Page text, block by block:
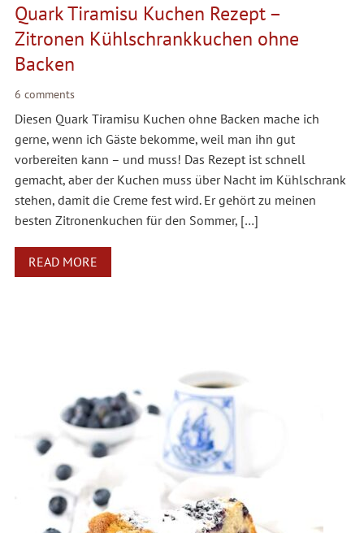
Quark Tiramisu Kuchen Rezept –
Zitronen Kühlschrankkuchen ohne
Backen
6 comments
Diesen Quark Tiramisu Kuchen ohne Backen mache ich
gerne, wenn ich Gäste bekomme, weil man ihn gut
vorbereiten kann – und muss! Das Rezept ist schnell
gemacht, aber der Kuchen muss über Nacht im Kühlschrank
stehen, damit die Creme fest wird. Er gehört zu meinen
besten Zitronenkuchen für den Sommer, […]
READ MORE